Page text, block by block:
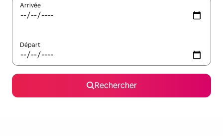
Arrivée
Départ
Rechercher